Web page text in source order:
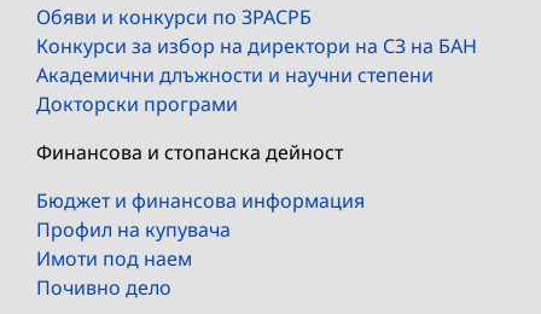
Обяви и конкурси по ЗРАСРБ
Конкурси за избор на директори на СЗ на БАН
Академични длъжности и научни степени
Докторски програми
Финансова и стопанска дейност
Бюджет и финансова информация
Профил на купувача
Имоти под наем
Почивно дело